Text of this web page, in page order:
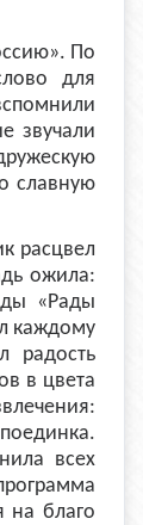
По
для
звучали
славную
расцвел
ожила:
«Рады
каждому
радость
в цвета
всех
на благо